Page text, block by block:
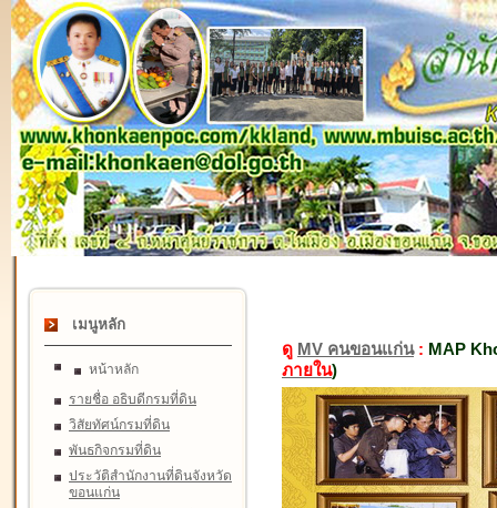
เมนูหลัก
หน้าหลัก
รายชื่อ อธิบดีกรมที่ดิน
วิสัยทัศน์กรมที่ดิน
พันธกิจกรมที่ดิน
ประวัติสำนักงานที่ดินจังหวัด
ขอนแก่น
ดู MV คนขอนแก่น: MAP
ภายใน)